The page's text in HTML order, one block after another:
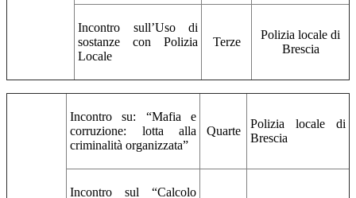
Incontro sull’Uso di
sostanze con Polizia
Locale
Terze
Polizia locale di
Brescia
Incontro su: “Mafia e
corruzione: lotta alla
criminalità organizzata”
Quarte
Polizia locale di
Brescia
Incontro sul “Calcolo